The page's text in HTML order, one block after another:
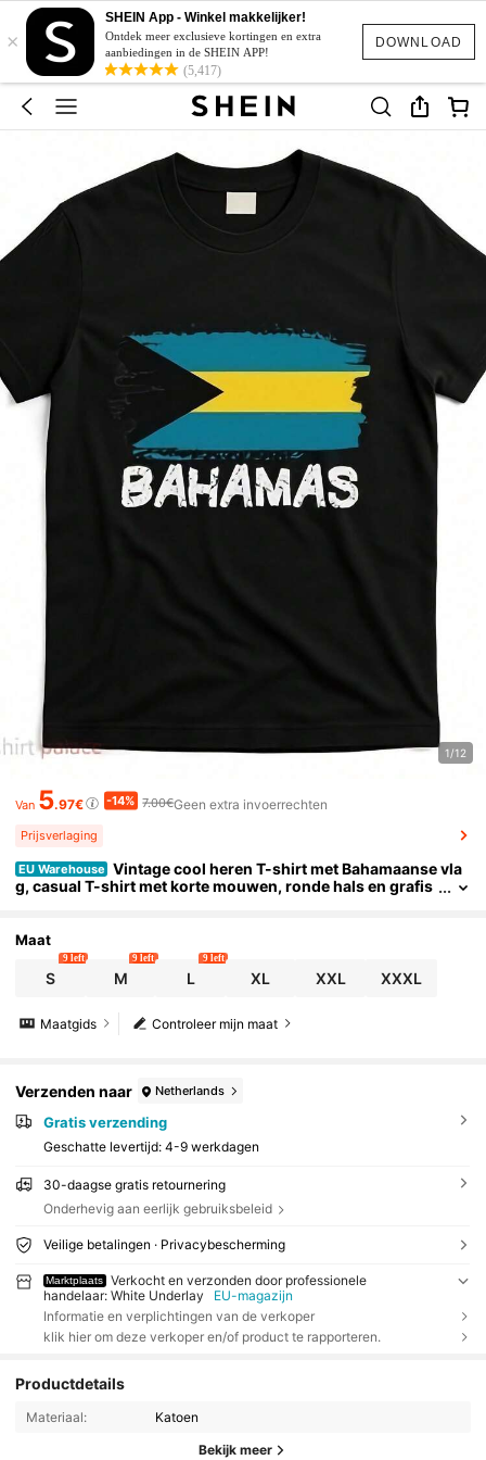
DOWNLOAD
×
SHEIN App - Winkel makkelijker!
Ontdek meer exclusieve kortingen en extra
aanbiedingen in de SHEIN APP!
(5,417)
1/12
Van 5.97€ -14% 7.00€Geen extra invoerrechten
Prijsverlaging
EU Warehouse Vintage cool heren T-shirt met Bahamaanse vla
g, casual T-shirt met korte mouwen, ronde hals en grafis
Maat
S
9 left
M
9 left
L
9 left
XL XXL XXXL
Controleer mijn maat
Maatgids
Verzenden naar Netherlands
Gratis verzending
Geschatte levertijd: 4-9 werkdagen
30-daagse gratis retournering
Onderhevig aan eerlijk gebruiksbeleid
Veilige betalingen · Privacybescherming
Marktplaats
Verkocht en verzonden door professionele
handelaar: White Underlay
EU-magazijn
Informatie en verplichtingen van de verkoper
klik hier om deze verkoper en/of product te rapporteren.
Productdetails
Materiaal: Katoen
Bekijk meer